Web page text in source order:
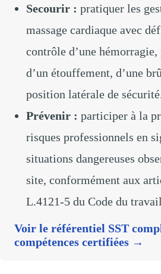
Secourir : pratiquer les
massage cardiaque avec
contrôle d’une hémorragie,
d’un étouffement, d’une
position latérale de
Prévenir : participer à la
risques professionnels en
situations dangereuses
site, conformément aux
L.4121-5 du Code du
Voir le référentiel SST
compétences certifiées →